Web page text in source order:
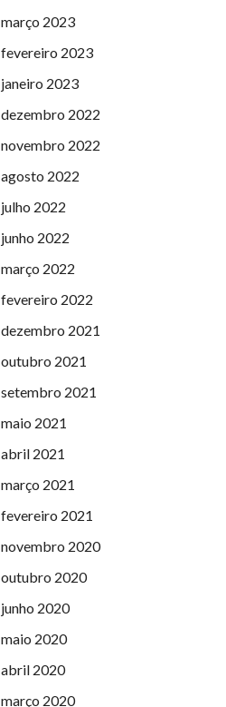
março 2023
fevereiro 2023
janeiro 2023
dezembro 2022
novembro 2022
agosto 2022
julho 2022
junho 2022
março 2022
fevereiro 2022
dezembro 2021
outubro 2021
setembro 2021
maio 2021
abril 2021
março 2021
fevereiro 2021
novembro 2020
outubro 2020
junho 2020
maio 2020
abril 2020
março 2020